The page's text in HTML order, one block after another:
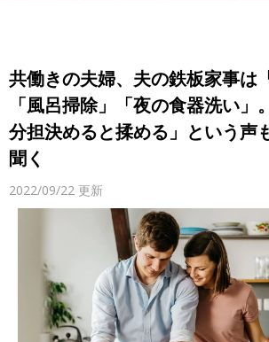
共働きの夫婦、夫の鉄板家事は
「風呂掃除」「夜の食器洗い」
分担決めると揉める」という
聞く
2022/09/22 更新